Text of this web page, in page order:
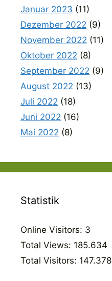
Januar 2023 (11)
Dezember 2022 (9)
November 2022 (11)
Oktober 2022 (8)
September 2022 (9)
August 2022 (13)
Juli 2022 (18)
Juni 2022 (16)
Mai 2022 (8)
Statistik
Online Visitors: 3
Total Views: 185.634
Total Visitors: 147.378